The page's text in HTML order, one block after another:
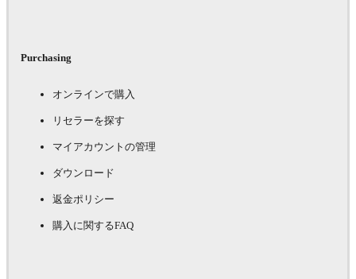
Purchasing
オンラインで購入
リセラーを探す
マイアカウントの管理
ダウンロード
返金ポリシー
購入に関するFAQ